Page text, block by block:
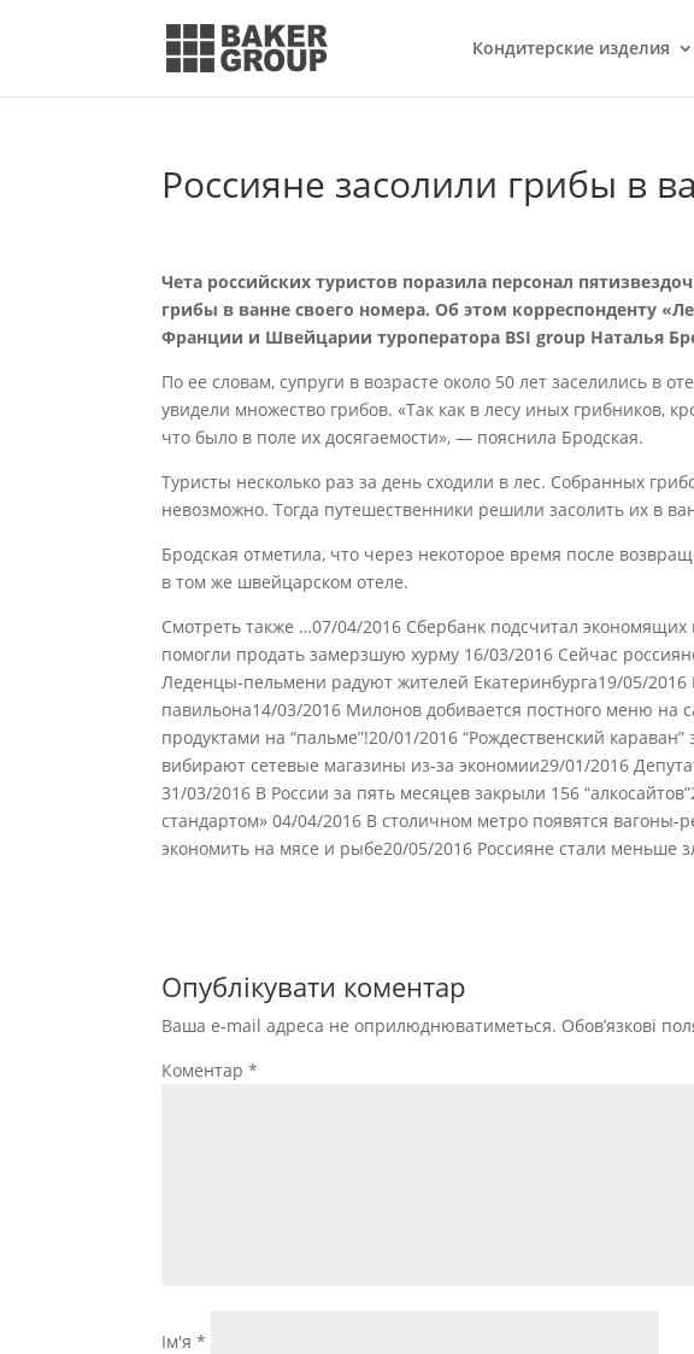
Кондитерcкие изделия
Россияне засолили грибы в
Чета российских туристов поразила персонал
грибы в ванне своего номера. Об этом корреспонденту
Франции и Швейцарии туроператора BSI group Наталья
По ее словам, супруги в возрасте около 50 лет заселились в
увидели множество грибов. «Так как в лесу иных грибников,
что было в поле их досягаемости», — пояснила Бродская.
Туристы несколько раз за день сходили в лес. Собранных
невозможно. Тогда путешественники решили засолить их в
Бродская отметила, что через некоторое время после
в том же швейцарском отеле.
Смотреть также …07/04/2016 Сбербанк подсчитал
помогли продать замерзшую хурму 16/03/2016 Сейчас
Леденцы-пельмени радуют жителей Екатеринбурга19/05/
павильона14/03/2016 Милонов добивается постного меню на
продуктами на “пальме”!20/01/2016 “Рождественский
вибирают сетевые магазины из-за экономии29/01/2016
31/03/2016 В России за пять месяцев закрыли 156
стандартом» 04/04/2016 В столичном метро появятся
экономить на мясе и рыбе20/05/2016 Россияне стали меньше
Опублікувати коментар
Ваша e-mail адреса не оприлюднюватиметься. Обов’язкові
Коментар*
Ім'я*